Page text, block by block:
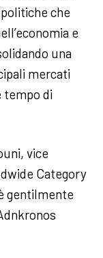
che
e
una
mercati
tempo di
vice
Category
gentilmente